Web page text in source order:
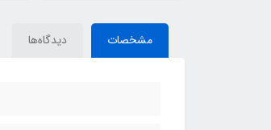
مشخصات دیدگاه‌ها